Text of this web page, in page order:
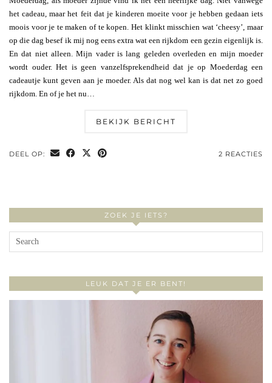
het cadeau, maar het feit dat je kinderen moeite voor je hebben gedaan iets
moois voor je te maken of te kopen. Het klinkt misschien wat ‘cheesy’, maar
op die dag besef ik mij nog eens extra wat een rijkdom een gezin eigenlijk is.
En dat niet alleen. Mijn vader is lang geleden overleden en mijn moeder
wordt ouder. Het is geen vanzelfsprekendheid dat je op Moederdag een
cadeautje kunt geven aan je moeder. Als dat nog wel kan is dat net zo goed
rijkdom. En of je het nu…
BEKIJK BERICHT
DEEL OP: 2 REACTIES
ZOEK JE IETS?
LEUK DAT JE ER BENT!